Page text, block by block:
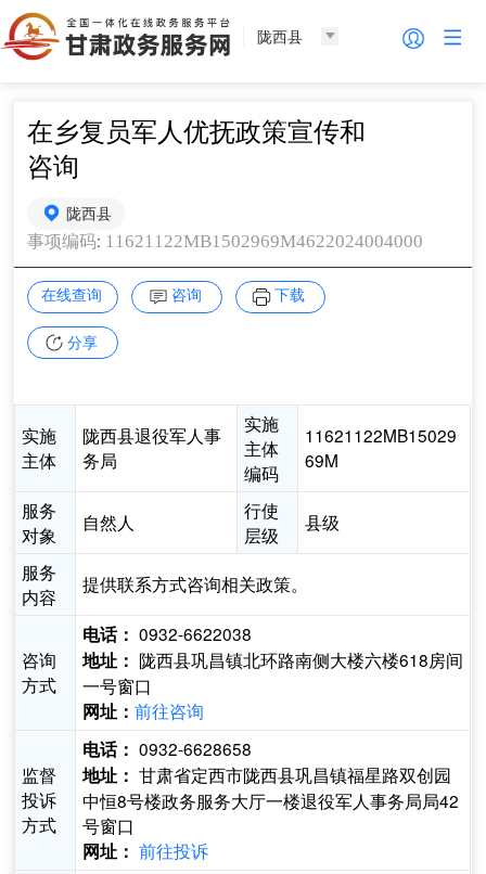
陇西县
在乡复员军人优抚政策宣传和
咨询
陇西县
事项编码: 11621122MB1502969M4622024004000
在线查询 咨询 下载
分享
实施
主体
陇西县退役军人事
务局
实施
主体
编码
11621122MB15029
69M
服务
对象
自然人
行使
层级
县级
服务
内容
提供联系方式咨询相关政策。
咨询
方式
电话： 0932-6622038
地址： 陇西县巩昌镇北环路南侧大楼六楼618房间
一号窗口
网址：前往咨询
监督
投诉
方式
电话： 0932-6628658
地址： 甘肃省定西市陇西县巩昌镇福星路双创园
中恒8号楼政务服务大厅一楼退役军人事务局局42
号窗口
网址： 前往投诉